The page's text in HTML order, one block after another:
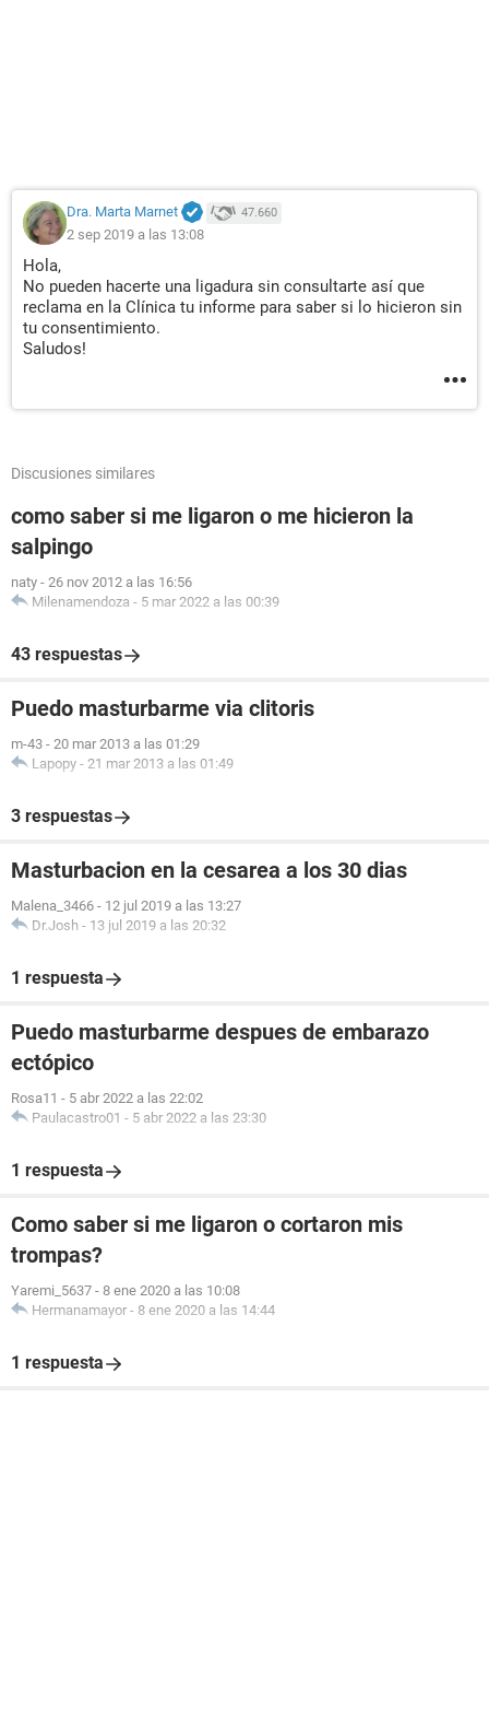
Dra. Marta Marnet 47.660
2 sep 2019 a las 13:08
Hola,
No pueden hacerte una ligadura sin consultarte así que
reclama en la Clínica tu informe para saber si lo hicieron sin
tu consentimiento.
Saludos!
Discusiones similares
como saber si me ligaron o me hicieron la
salpingo
naty - 26 nov 2012 a las 16:56
Milenamendoza - 5 mar 2022 a las 00:39
43 respuestas
Puedo masturbarme via clitoris
m-43 - 20 mar 2013 a las 01:29
Lapopy - 21 mar 2013 a las 01:49
3 respuestas
Masturbacion en la cesarea a los 30 dias
Malena_3466 - 12 jul 2019 a las 13:27
Dr.Josh - 13 jul 2019 a las 20:32
1 respuesta
Puedo masturbarme despues de embarazo
ectópico
Rosa11 - 5 abr 2022 a las 22:02
Paulacastro01 - 5 abr 2022 a las 23:30
1 respuesta
Como saber si me ligaron o cortaron mis
trompas?
Yaremi_5637 - 8 ene 2020 a las 10:08
Hermanamayor - 8 ene 2020 a las 14:44
1 respuesta